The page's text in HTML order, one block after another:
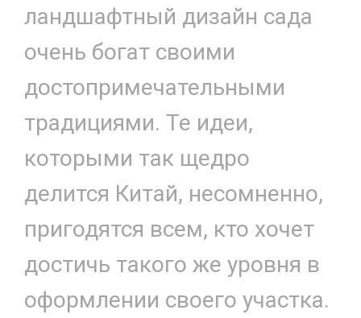
ландшафтный дизайн сада
очень богат своими
достопримечательными
традициями. Те идеи,
которыми так щедро
делится Китай, несомненно,
пригодятся всем, кто хочет
достичь такого же уровня в
оформлении своего участка.